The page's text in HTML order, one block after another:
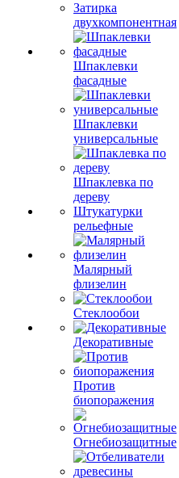
Затирка
двухкомпонентная
Шпаклевки
фасадные
Шпаклевки
универсальные
Шпаклевка по
дереву
Штукатурки
рельефные
Малярный
флизелин
Стеклообои
Декоративные
Против
биопоражения
Огнебиозащитные